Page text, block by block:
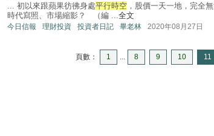
... 初以來跟蘋果彷彿身處平行時空 ，股價一天一地，完全
時代寫照、市場縮影？ （編 ... 全文
今日信報 理財投資 投資者日記 畢老林 2020年08月27日
頁數： 1 8 9 10 11